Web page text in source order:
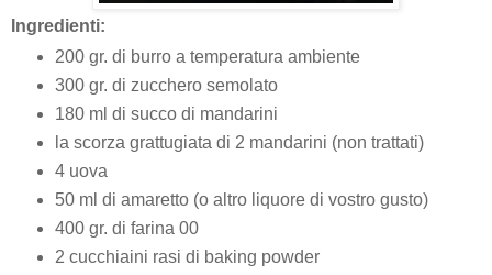
Ingredienti:
200 gr. di burro a temperatura ambiente
300 gr. di zucchero semolato
180 ml di succo di mandarini
la scorza grattugiata di 2 mandarini (non trattati)
4 uova
50 ml di amaretto (o altro liquore di vostro gusto)
400 gr. di farina 00
2 cucchiaini rasi di baking powder